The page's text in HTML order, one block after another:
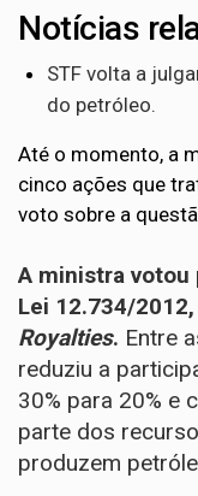
Notícias
STF volta a
do petróleo.
Até o momento, a
cinco ações que
voto sobre a
A ministra
Lei 12.734/
Royalties. Entre
reduziu a
30% para 20% e
parte dos
produzem